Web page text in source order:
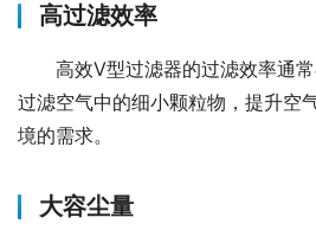
高过滤效率
高效V型过滤器的过滤效率通
过滤空气中的细小颗粒物，提升空
境的需求。
大容尘量